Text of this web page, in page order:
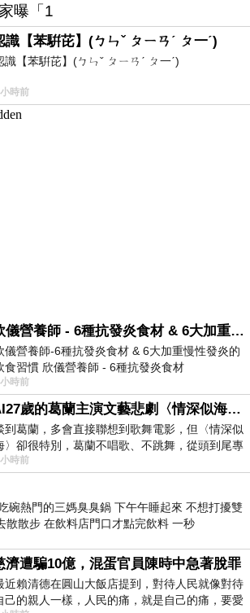
曝「1
識【苯騈芘】(ㄅㄣˇ ㄆㄧㄢˊ ㄆ一ˊ)
識【苯騈芘】(ㄅㄣˇ ㄆㄧㄢˊ ㄆ一ˊ)
時前
欣儀營養師 - 6種抗發炎食材 & 6大加重慢性發炎的飲食習慣
儀營養師-6種抗發炎食材 & 6大加重慢性發炎的
食習慣 欣儀營養師 - 6種抗發炎食材
www.facebook.com/photo/?fbid=147
時前
AI27歲的葛蘭主演文藝悲劇〈情深似海〉 #戀上老電影 #葛蘭 #粟子
到葛蘭，多會直接聯想到歌舞電影，但〈情深似
〉卻很特別，葛蘭不唱歌、不跳舞，從頭到尾專
演戲。拍攝期間，經常工作超過12個鐘
時前
碗熱門的三媽臭臭鍋 下午午睡起來 不想打擾雙
散散步 在飲料店門口才點完飲料 一秒
濟遭騙10億，混蛋官員陳時中急著脫罪
近賴清德在圓山大飯店提到，對待人民就像對待
己的親人一樣，人民的痛，就是自己的痛，要愛